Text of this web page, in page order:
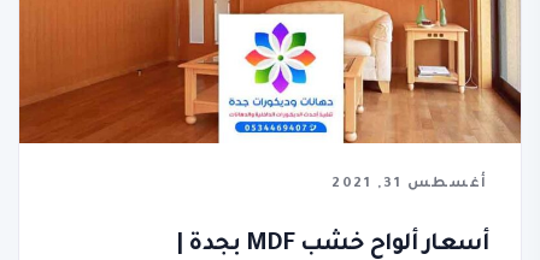
أغسطس 31, 2021
أسعار ألواح خشب MDF بجدة |